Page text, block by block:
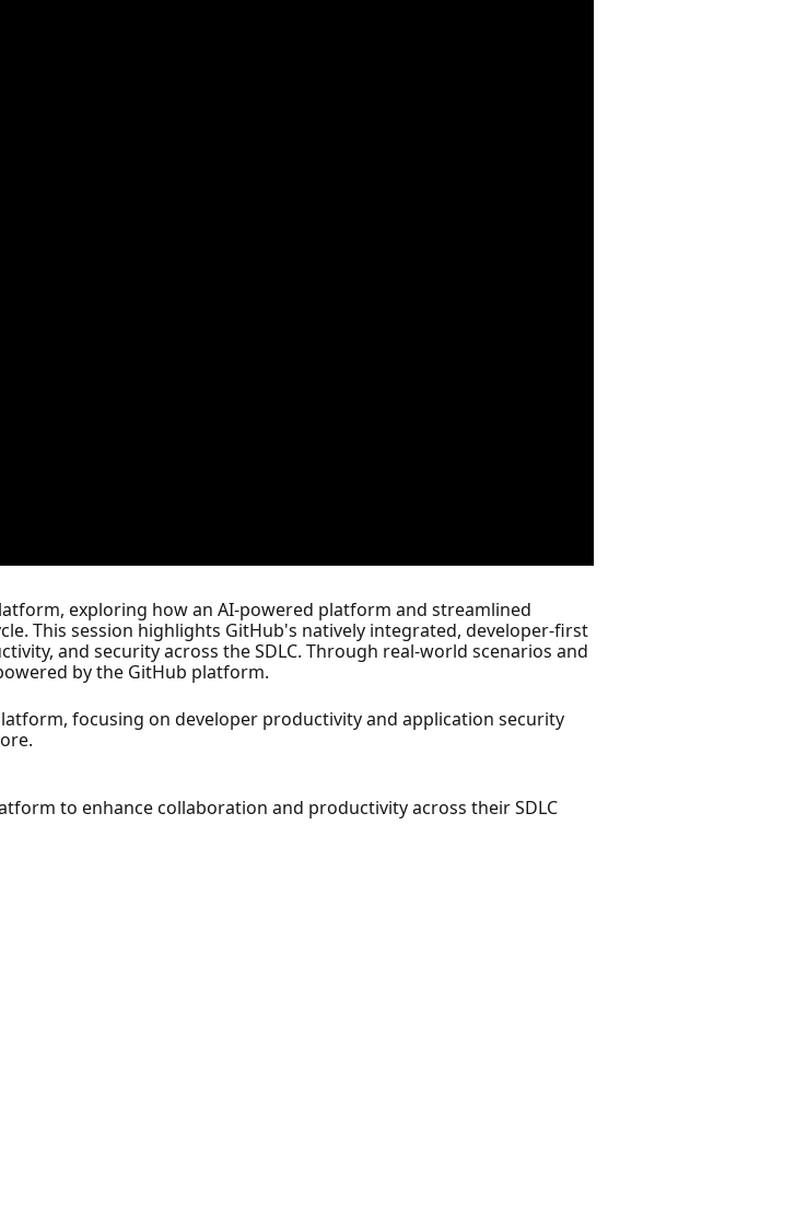
exploring how an AI-powered platform and streamlined
This session highlights GitHub's natively integrated, developer-first
and security across the SDLC. Through real-world scenarios and
by the GitHub platform.
focusing on developer productivity and application security
to enhance collaboration and productivity across their SDLC